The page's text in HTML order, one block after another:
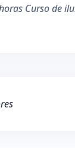
Curso de